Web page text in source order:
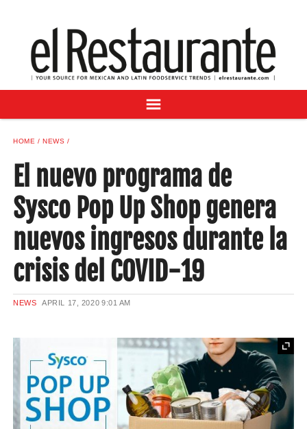
DIGITAL ISSUES
RECIPES
BUYER'S GUIDE
ADVERTISE
SAMPLE CENTER
MEXICAN WINE/LIQUOR
HOME NEWS
El nuevo programa de
Sysco Pop Up Shop genera
nuevos ingresos durante la
crisis del COVID-19
NEWS APRIL 17, 2020 9:01 AM